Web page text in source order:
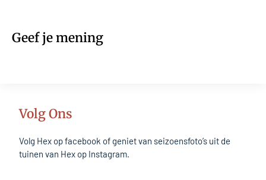
Geef je mening
Volg Ons
Volg Hex op facebook of geniet van seizoensfoto’s uit de
tuinen van Hex op Instagram.